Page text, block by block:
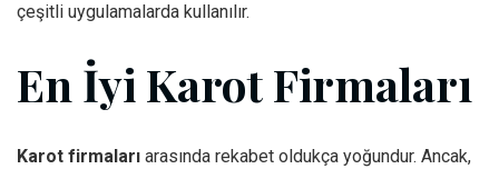
çeşitli uygulamalarda kullanılır.
En İyi Karot Firmaları
Karot firmaları arasında rekabet oldukça yoğundur. Ancak,